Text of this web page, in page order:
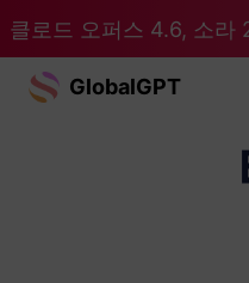
클로드 오퍼스 4.6, 소라
GlobalGPT